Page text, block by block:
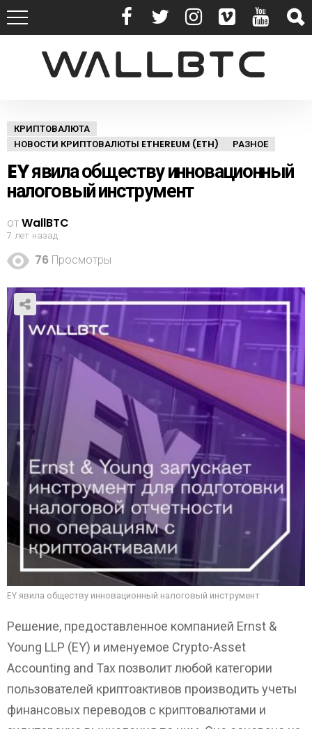
КРИПТОВАЛЮТА
НОВОСТИ КРИПТОВАЛЮТЫ ETHEREUM (ETH)
РАЗНОЕ
EY явила обществу инновационный
налоговый инструмент
отWallBTC
7 лет назад
76 Просмотры
EY явила обществу инновационный налоговый инструмент
Решение, предоставленное компанией Ernst &
Young LLP (EY) и именуемое Crypto-Asset
Accounting and Tax позволит любой категории
пользователей криптоактивов производить учеты
финансовых переводов с криптовалютами и